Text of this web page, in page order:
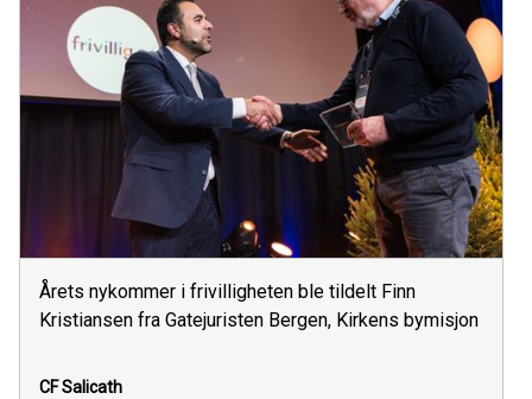
Årets nykommer i frivilligheten ble tildelt Finn
Kristiansen fra Gatejuristen Bergen, Kirkens bymisjon
CF Salicath